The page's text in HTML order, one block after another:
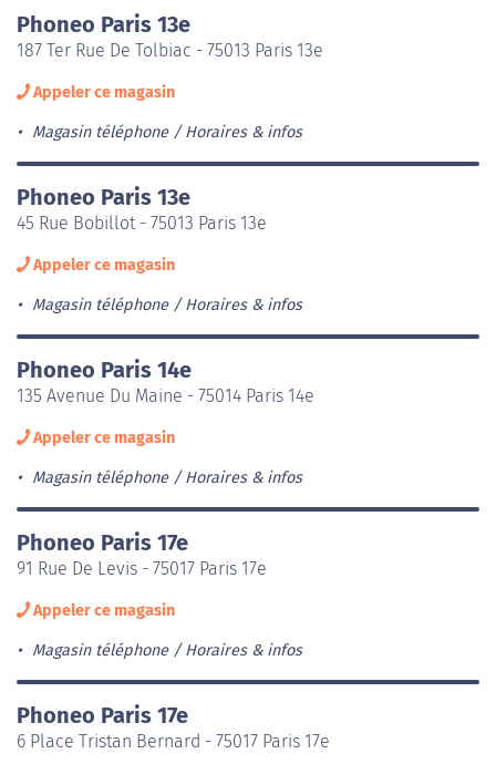
Phoneo Paris 13e
187 Ter Rue De Tolbiac - 75013 Paris 13e
Appeler ce magasin
Magasin téléphone Horaires & infos
Phoneo Paris 13e
45 Rue Bobillot - 75013 Paris 13e
Appeler ce magasin
Magasin téléphone Horaires & infos
Phoneo Paris 14e
135 Avenue Du Maine - 75014 Paris 14e
Appeler ce magasin
Magasin téléphone Horaires & infos
Phoneo Paris 17e
91 Rue De Levis - 75017 Paris 17e
Appeler ce magasin
Magasin téléphone Horaires & infos
Phoneo Paris 17e
6 Place Tristan Bernard - 75017 Paris 17e